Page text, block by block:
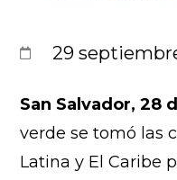
29
San Salvador, 28
verde se tomó las
Latina y El Caribe